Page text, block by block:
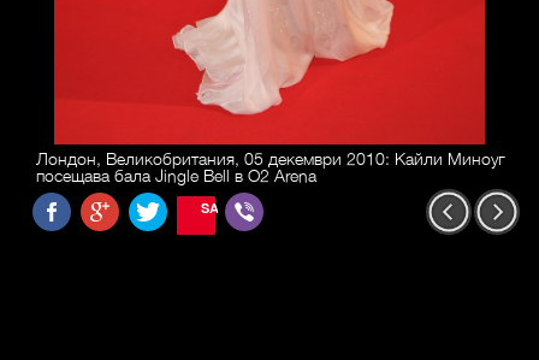
Лондон, Великобритания, 05 декември 2010: Кайли Миноуг
посещава бала Jingle Bell в O2 Arena
SAVE